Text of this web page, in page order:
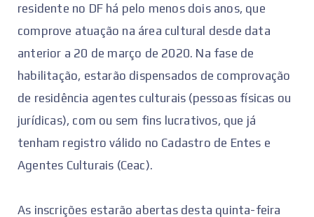
residente no DF há pelo menos dois anos, que
comprove atuação na área cultural desde data
anterior a 20 de março de 2020. Na fase de
habilitação, estarão dispensados de comprovação
de residência agentes culturais (pessoas físicas ou
jurídicas), com ou sem fins lucrativos, que já
tenham registro válido no Cadastro de Entes e
Agentes Culturais (Ceac).
As inscrições estarão abertas desta quinta-feira